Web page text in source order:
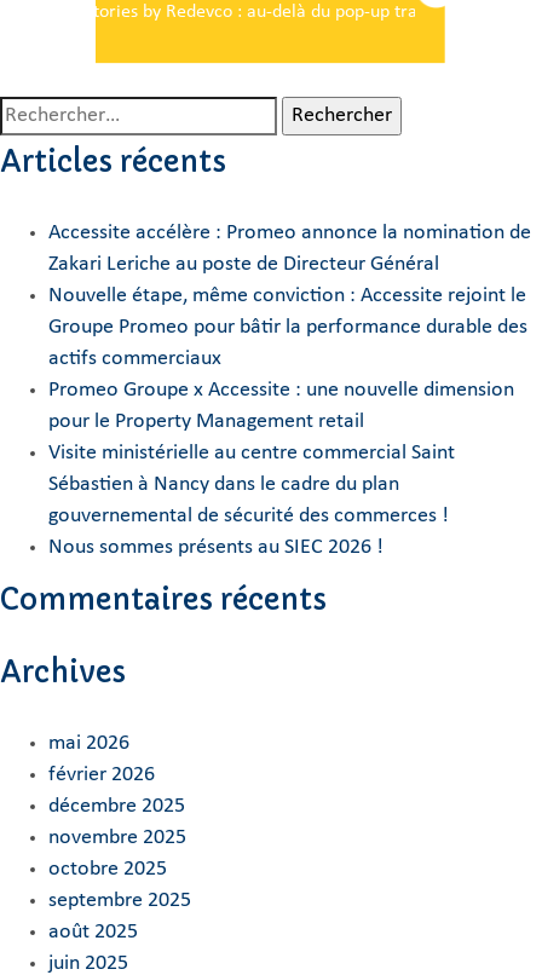
Stories by Redevco : au-delà du pop-up traditionnel
Rechercher :
Articles récents
Accessite accélère : Promeo annonce la nomination de
Zakari Leriche au poste de Directeur Général
Nouvelle étape, même conviction : Accessite rejoint le
Groupe Promeo pour bâtir la performance durable des
actifs commerciaux
Promeo Groupe x Accessite : une nouvelle dimension
pour le Property Management retail
Visite ministérielle au centre commercial Saint
Sébastien à Nancy dans le cadre du plan
gouvernemental de sécurité des commerces !
Nous sommes présents au SIEC 2026 !
Commentaires récents
Archives
mai 2026
février 2026
décembre 2025
novembre 2025
octobre 2025
septembre 2025
août 2025
juin 2025